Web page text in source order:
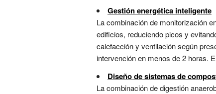
Gestión energética inteligente
La combinación de monitorización
edificios, reduciendo picos y
calefacción y ventilación según
intervención en menos de 2 horas.
Diseño de sistemas de
La combinación de digestión